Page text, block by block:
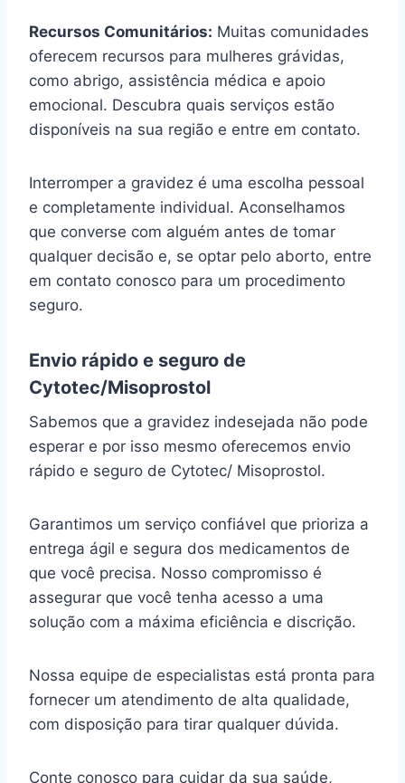
Recursos Comunitários: Muitas comunidades
oferecem recursos para mulheres grávidas,
como abrigo, assistência médica e apoio
emocional. Descubra quais serviços estão
disponíveis na sua região e entre em contato.
Interromper a gravidez é uma escolha pessoal
e completamente individual. Aconselhamos
que converse com alguém antes de tomar
qualquer decisão e, se optar pelo aborto, entre
em contato conosco para um procedimento
seguro.
Envio rápido e seguro de
Cytotec/Misoprostol
Sabemos que a gravidez indesejada não pode
esperar e por isso mesmo oferecemos envio
rápido e seguro de Cytotec/ Misoprostol.
Garantimos um serviço confiável que prioriza a
entrega ágil e segura dos medicamentos de
que você precisa. Nosso compromisso é
assegurar que você tenha acesso a uma
solução com a máxima eficiência e discrição.
Nossa equipe de especialistas está pronta para
fornecer um atendimento de alta qualidade,
com disposição para tirar qualquer dúvida.
Conte conosco para cuidar da sua saúde,